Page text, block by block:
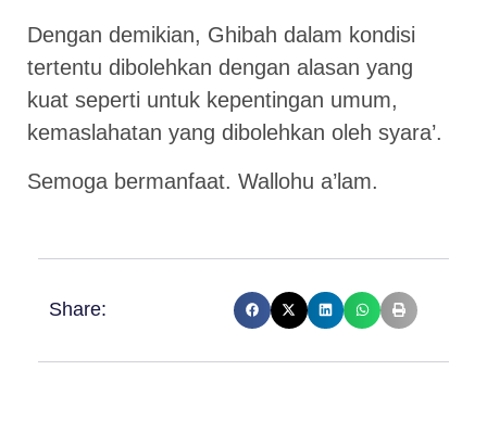
Dengan demikian, Ghibah dalam kondisi
tertentu dibolehkan dengan alasan yang
kuat seperti untuk kepentingan umum,
kemaslahatan yang dibolehkan oleh syara’.
Semoga bermanfaat. Wallohu a’lam.
Share: